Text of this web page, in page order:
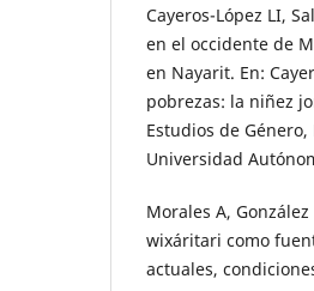
Cayeros-López LI,
en el occidente de
en Nayarit. En:
pobrezas: la niñez
Estudios de
Universidad
Morales A,
wixáritari como
actuales,